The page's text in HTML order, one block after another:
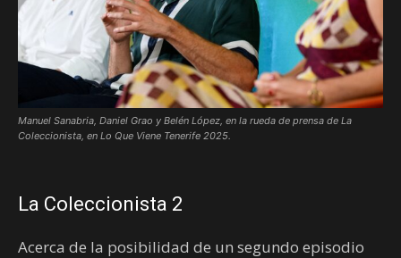
Manuel Sanabria, Daniel Grao y Belén López, en la rueda de prensa de La
Coleccionista, en Lo Que Viene Tenerife 2025.
La Coleccionista 2
Acerca de la posibilidad de un segundo episodio